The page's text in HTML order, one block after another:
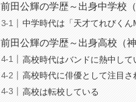
前田公輝の学歴～出身中学校
中学時代は「天才てれびくん
前田公輝の学歴～出身高校（
高校時代はバンドに熱中して
高校時代に俳優として注目さ
高校は転校している